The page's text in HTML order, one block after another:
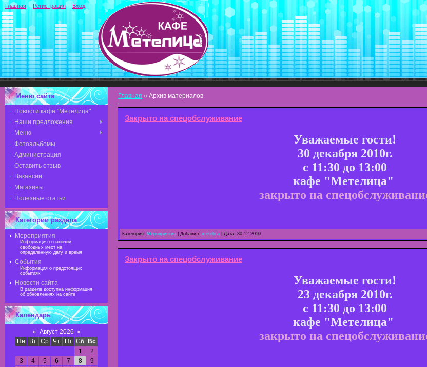
Главная Регистрация Вход
Меню сайта
Новости кафе "Метелица"
Наши предложения
Меню
Фотоальбомы
Администрация
Оставить отзыв
Вакансии
Магазины
Полезные статьи
Категории раздела
Мероприятия
Информация о наличии
свободных мест на
определенную дату и время
События
Информация о предстоящих
событиях
Новости сайта
В разделе доступна информация
об обновлениях на сайте
Календарь
« Август 2026 »
Пн
Вт Ср Чт Пт Сб Вс
1
2
3
4 5 6 7 8
9
Главная » Архив материалов
Закрыто на спецобслуживание
Уважаемые гости!
30 декабря 2010г.
с 11:30 до 13:00
кафе "Метелица"
закрыто на
Категория: Мероприятия | Добавил: metelica | Дата: 30.12.2010
Закрыто на спецобслуживание
Уважаемые гости!
23 декабря 2010г.
с 11:30 до 13:00
кафе "Метелица"
закрыто на